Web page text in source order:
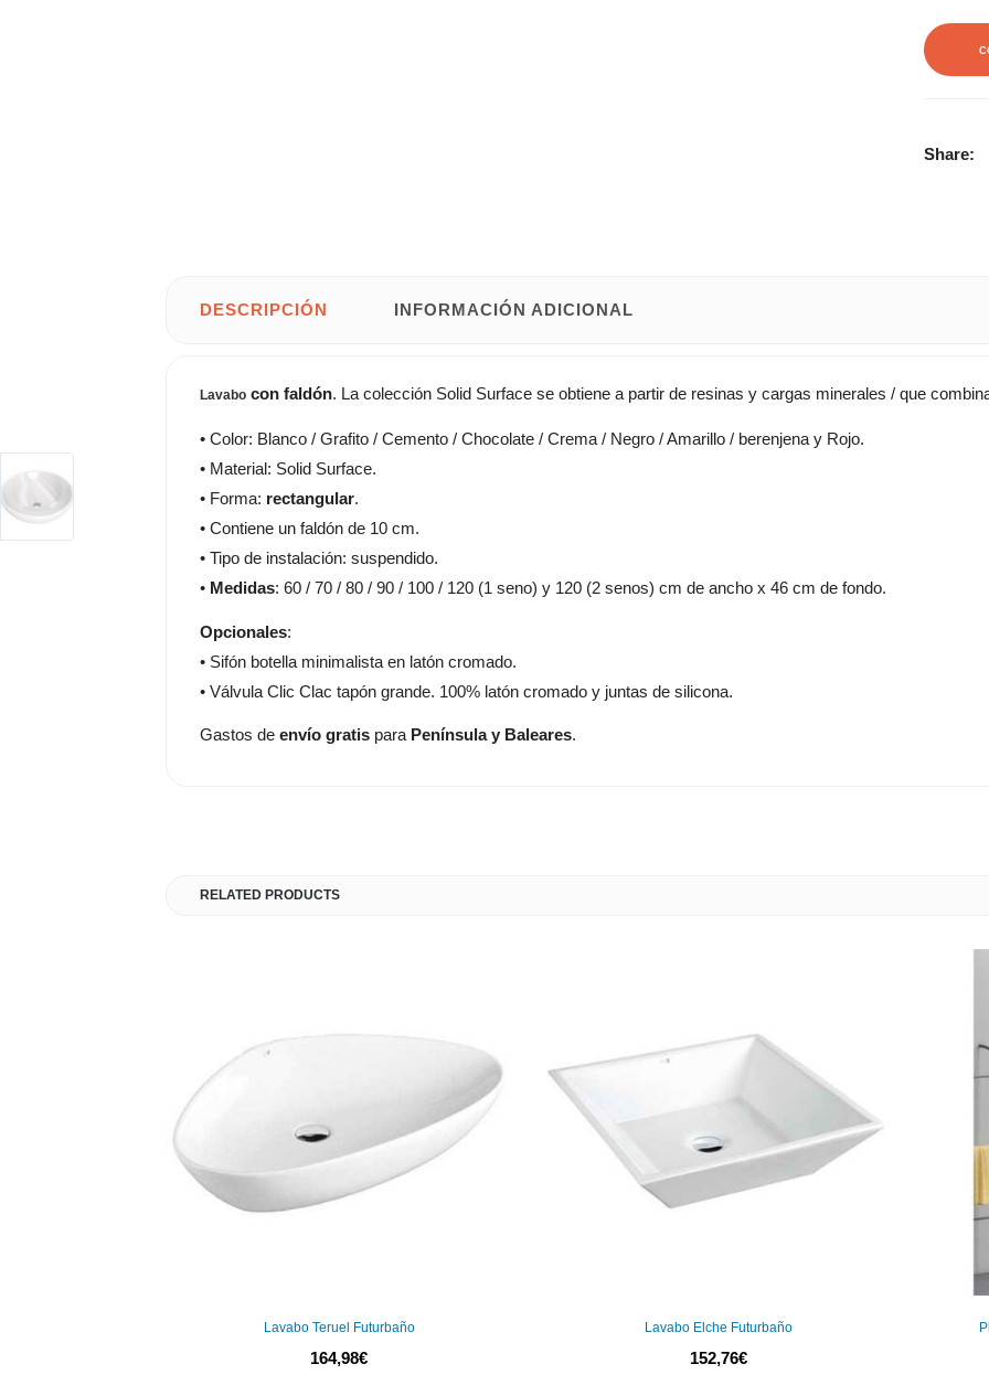
Share:
DESCRIPCIÓN INFORMACIÓN ADICIONAL
Lavabo con faldón. La colección Solid Surface se obtiene a partir de resinas y cargas minerales / que
• Color: Blanco / Grafito / Cemento / Chocolate / Crema / Negro / Amarillo / berenjena y Rojo.
• Material: Solid Surface.
• Forma: rectangular.
• Contiene un faldón de 10 cm.
• Tipo de instalación: suspendido.
• Medidas: 60 / 70 / 80 / 90 / 100 / 120 (1 seno) y 120 (2 senos) cm de ancho x 46 cm de fondo.
Opcionales:
• Sifón botella minimalista en latón cromado.
• Válvula Clic Clac tapón grande. 100% latón cromado y juntas de silicona.
Gastos de envío gratis para Península y Baleares.
RELATED PRODUCTS
Lavabo Teruel Futurbaño
164,98€
Lavabo Elche Futurbaño
152,76€